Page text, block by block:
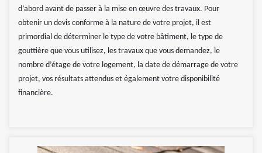
d’abord avant de passer à la mise en œuvre des travaux. Pour
obtenir un devis conforme à la nature de votre projet, il est
primordial de déterminer le type de votre bâtiment, le type de
gouttière que vous utilisez, les travaux que vous demandez, le
nombre d’étage de votre logement, la date de démarrage de votre
projet, vos résultats attendus et également votre disponibilité
financière.